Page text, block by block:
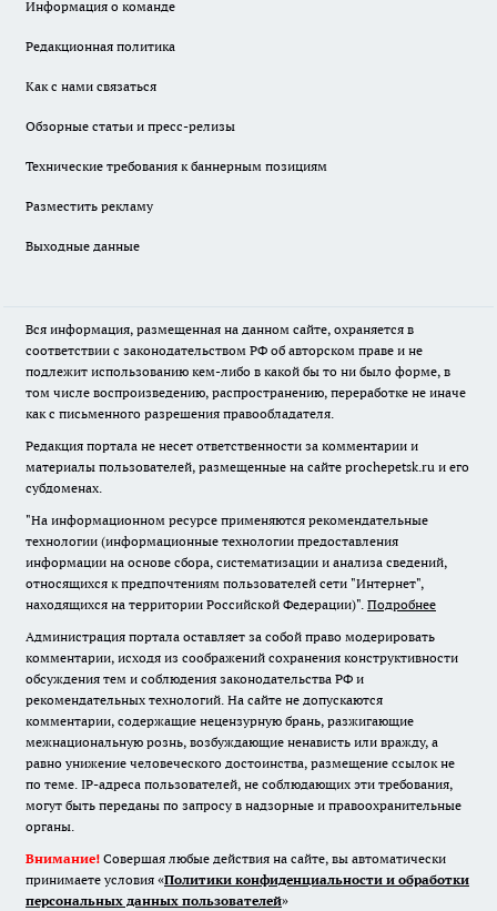
Информация о команде
Редакционная политика
Как с нами связаться
Обзорные статьи и пресс-релизы
Технические требования к баннерным позициям
Разместить рекламу
Выходные данные
Вся информация, размещенная на данном сайте, охраняется в
соответствии с законодательством РФ об авторском праве и не
подлежит использованию кем-либо в какой бы то ни было форме, в
том числе воспроизведению, распространению, переработке не иначе
как с письменного разрешения правообладателя.
Редакция портала не несет ответственности за комментарии и
материалы пользователей, размещенные на сайте prochepetsk.ru и его
субдоменах.
"На информационном ресурсе применяются рекомендательные
технологии (информационные технологии предоставления
информации на основе сбора, систематизации и анализа сведений,
относящихся к предпочтениям пользователей сети "Интернет",
находящихся на территории Российской Федерации)". Подробнее
Администрация портала оставляет за собой право модерировать
комментарии, исходя из соображений сохранения конструктивности
обсуждения тем и соблюдения законодательства РФ и
рекомендательных технологий. На сайте не допускаются
комментарии, содержащие нецензурную брань, разжигающие
межнациональную рознь, возбуждающие ненависть или вражду, а
равно унижение человеческого достоинства, размещение ссылок не
по теме. IP-адреса пользователей, не соблюдающих эти требования,
могут быть переданы по запросу в надзорные и правоохранительные
органы.
Внимание! Совершая любые действия на сайте, вы автоматически
принимаете условия «Политики конфиденциальности и обработки
персональных данных пользователей»